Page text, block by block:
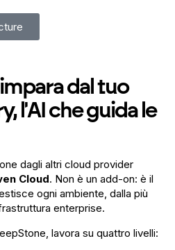
dal tuo
l'AI che guida le
dagli altri cloud provider
Cloud. Non è un add-on: è il
ogni ambiente, dalla più
enterprise.
lavora su quattro livelli: